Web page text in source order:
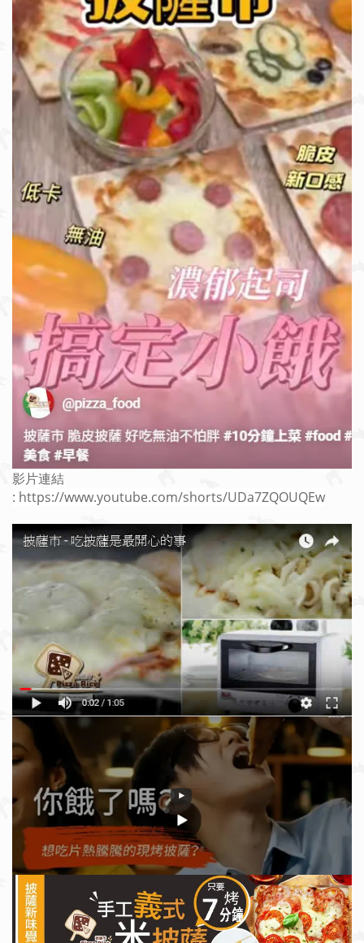
影片連結
: https://www.youtube.com/shorts/UDa7ZQOUQEw